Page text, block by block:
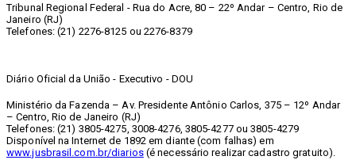
Tribunal Regional Federal - Rua do Acre, 80 – 22º Andar – Centro, Rio de
Janeiro (RJ)
Telefones: (21) 2276-8125 ou 2276-8379
Diário Oficial da União - Executivo - DOU
Ministério da Fazenda – Av. Presidente Antônio Carlos, 375 – 12º Andar
– Centro, Rio de Janeiro (RJ)
Telefones: (21) 3805-4275, 3008-4276, 3805-4277 ou 3805-4279
Disponível na Internet de 1892 em diante (com falhas) em
www.jusbrasil.com.br/diarios(é necessário realizar cadastro gratuito).